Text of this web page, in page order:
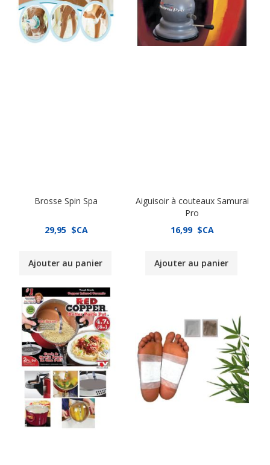
Brosse Spin Spa
29,95 $CA
Ajouter au panier
Aiguisoir à couteaux Samurai
Pro
16,99 $CA
Ajouter au panier